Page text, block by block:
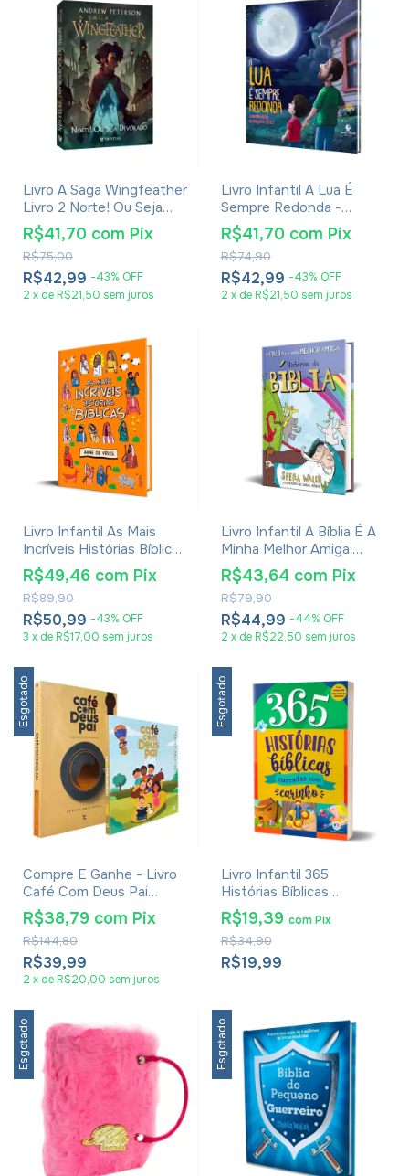
Livro A Saga Wingfeather
Livro 2 Norte! Ou Seja
Devorado - Andrew
Peterson
R$42,99 -43% OFF
R$75,00
R$41,70 com Pix
2 x de R$21,50 sem juros
Livro Infantil A Lua É
Sempre Redonda -
Jonathan Gibson
R$42,99 -43% OFF
R$74,90
R$41,70 com Pix
2 x de R$21,50 sem juros
Livro Infantil As Mais
Incríveis Histórias Bíblicas
- Anne De Vries
R$50,99 -43% OFF
R$89,90
R$49,46 com Pix
3 x de R$17,00 sem juros
Livro Infantil A Bíblia É A
Minha Melhor Amiga:
Histórias Da Bíblia - Sheila
Walsh
R$44,99 -44% OFF
R$79,90
R$43,64 com Pix
2 x de R$22,50 sem juros
Esgotado
Compre E Ganhe - Livro
Café Com Deus Pai
Adulto + Kids - Junior
Rostirola
R$39,99
R$144,80
R$38,79 com Pix
2 x de R$20,00 sem juros
Esgotado
Livro Infantil 365
Histórias Bíblicas
Narradas com Carinho -
Ciranda Cultural
R$19,99
R$34,90
R$19,39 com Pix
Esgotado Esgotado